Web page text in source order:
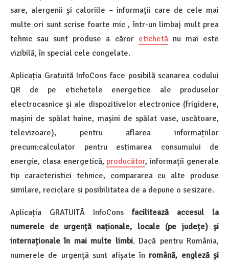
sare, alergenii și caloriile – informații care de cele mai
multe ori sunt scrise foarte mic , într-un limbaj mult prea
tehnic sau sunt produse a căror etichetănu mai este
vizibilă, în special cele congelate.
Aplicația Gratuită InfoCons face posibilă scanarea codului
QR de pe etichetele energetice ale produselor
electrocasnice și ale dispozitivelor electronice (frigidere,
mașini de spălat haine, mașini de spălat vase, uscătoare,
televizoare), pentru aflarea informațiilor
precum:calculator pentru estimarea consumului de
energie, clasa energetică, producător, informații generale
tip caracteristici tehnice, compararea cu alte produse
similare, reciclare si posibilitatea de a depune o sesizare.
Aplicația GRATUITĂ InfoConsfacilitează accesul la
numerele de urgență naționale, locale (pe județe) și
internaționale în mai multe limbi. Dacă pentru România,
numerele de urgență sunt afișate înromână, engleză și